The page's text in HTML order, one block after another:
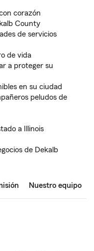
corazón
County
de servicios
de vida
a proteger su
en su ciudad
peludos de
a Illinois
de Dekalb
Nuestro equipo